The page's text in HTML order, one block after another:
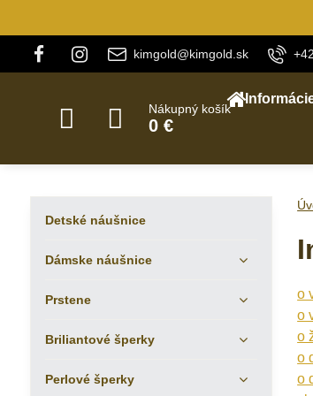
kimgold@kimgold.sk
Nákupný košík
0 €
o
o
o
o
o
Detské náušnice
Dámske náušnice
Prstene
Briliantové šperky
Perlové šperky